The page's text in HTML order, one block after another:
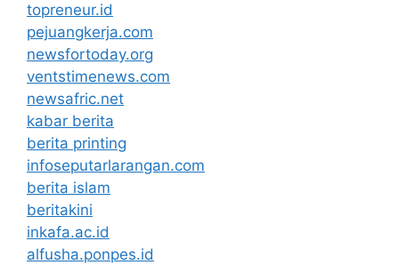
topreneur.id
pejuangkerja.com
newsfortoday.org
ventstimenews.com
newsafric.net
kabar berita
berita printing
infoseputarlarangan.com
berita islam
beritakini
inkafa.ac.id
alfusha.ponpes.id